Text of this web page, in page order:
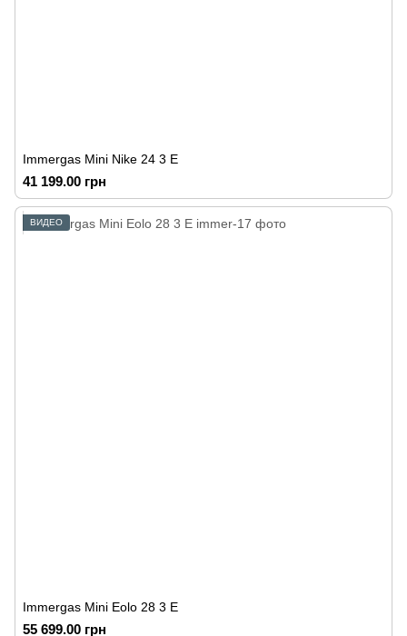
Immergas Mini Nike 24 3 E
41 199.00 грн
ВИДЕО
Immergas Mini Eolo 28 3 E
55 699.00 грн